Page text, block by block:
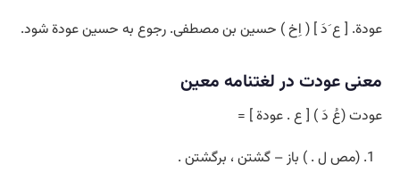
عودة. [ ع َدَ ] ( اِخ ) حسین بن مصطفی. رجوع به حسین عودة شود.
معنی عودت در لغتنامه معین
عودت (عُ دَ ) [ ع . عودة ] =
(مص ل . ) باز – گشتن ، برگشتن .